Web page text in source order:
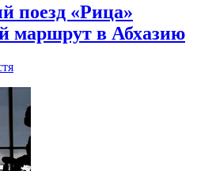
поезд «Рица»
маршрут в Абхазию